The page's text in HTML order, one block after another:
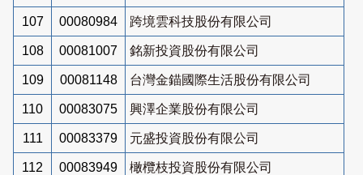
107 00080984 跨境雲科技股份有限公司
108 00081007 銘新投資股份有限公司
109 00081148 台灣金錨國際生活股份有限公司
110 00083075 興澤企業股份有限公司
111 00083379 元盛投資股份有限公司
112 00083949 橄欖枝投資股份有限公司